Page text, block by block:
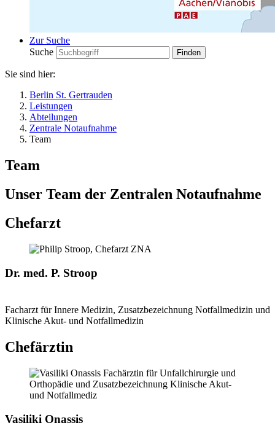
Zur Suche
Suche
Sie sind hier:
Berlin St. Gertrauden
Leistungen
Abteilungen
Zentrale Notaufnahme
Team
Team
Unser Team der Zentralen Notaufnahme
Chefarzt
Dr. med. P. Stroop
Facharzt für Innere Medizin, Zusatzbezeichnung Notfallmedizin und
Klinische Akut- und Notfallmedizin
Chefärztin
Vasiliki Onassis